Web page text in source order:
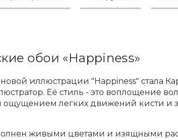
обои «Happiness»
иллюстрации "Happiness" стала
Её стиль - это воплощение
ощущением легких движений кисти и
живыми цветами и изящными